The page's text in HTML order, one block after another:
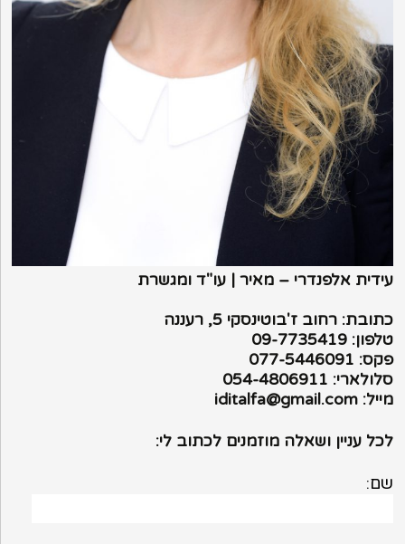
עידית אלפנדרי – מאיר | עו"ד ומגשרת
כתובת: רחוב ז'בוטינסקי 5, רעננה
טלפון: 09-7735419
פקס: 077-5446091
סלולארי: 054-4806911
מייל: iditalfa@gmail.com
לכל עניין ושאלה מוזמנים לכתוב לי:
שם: